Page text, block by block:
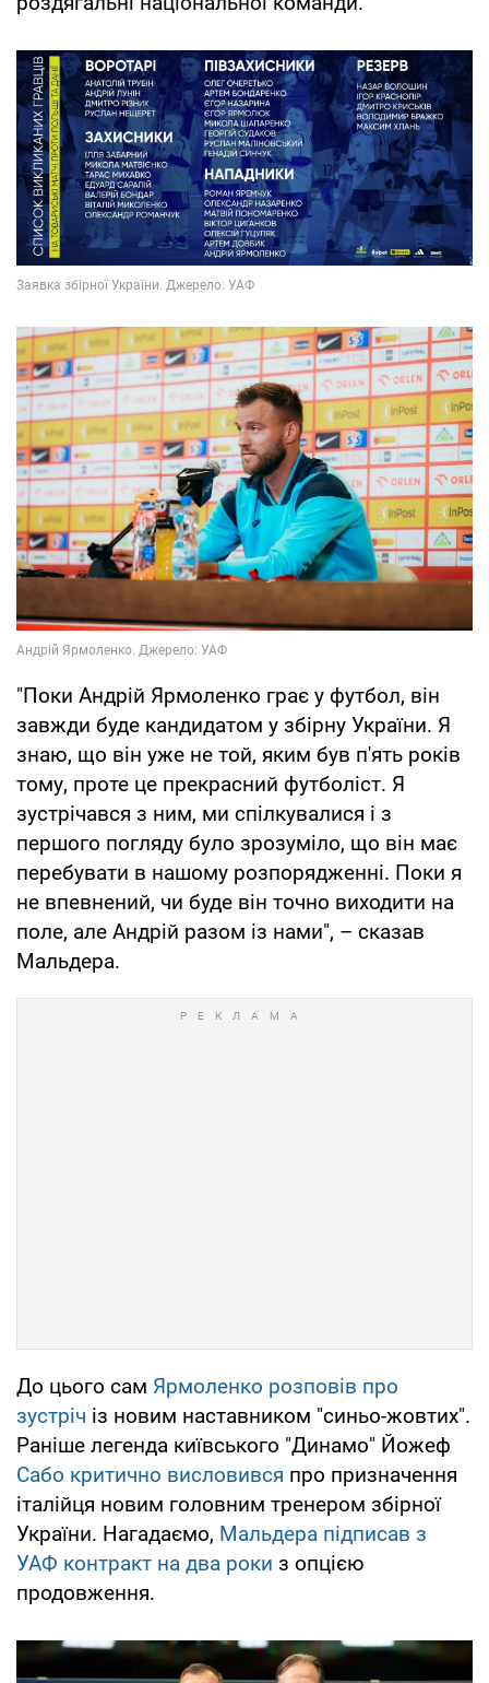
"Поки Андрій Ярмоленко грає у футбол, він
завжди буде кандидатом у збірну України. Я
знаю, що він уже не той, яким був п'ять років
тому, проте це прекрасний футболіст. Я
зустрічався з ним, ми спілкувалися і з
першого погляду було зрозуміло, що він має
перебувати в нашому розпорядженні. Поки я
не впевнений, чи буде він точно виходити на
поле, але Андрій разом із нами", – сказав
Мальдера.
До цього сам Ярмоленко розповів про
зустріч із новим наставником "синьо-жовтих".
Раніше легенда київського "Динамо" Йожеф
Сабо критично висловився про призначення
італійця новим головним тренером збірної
України. Нагадаємо, Мальдера підписав з
УАФ контракт на два роки з опцією
продовження.